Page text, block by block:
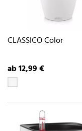
CLASSICO Color
ab 12,99 €